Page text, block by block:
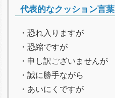
代表的なクッション言葉
・恐れ入りますが
・恐縮ですが
・申し訳ございませんが
・誠に勝手ながら
・あいにくですが